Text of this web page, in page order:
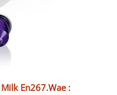
En267.Wae :